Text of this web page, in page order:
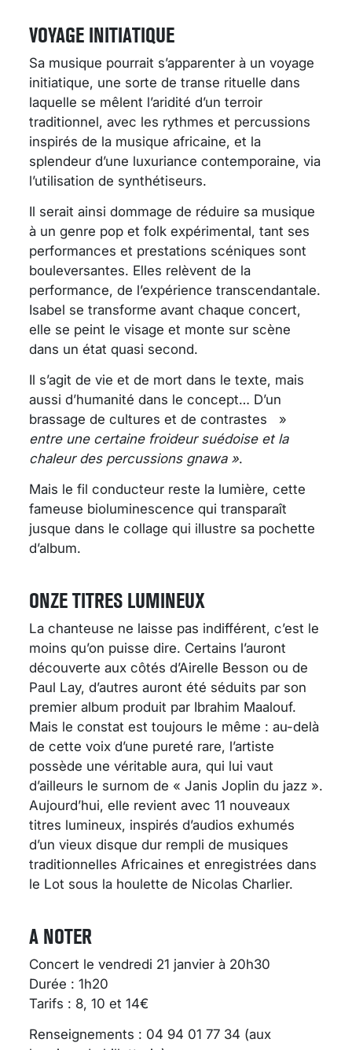
VOYAGE INITIATIQUE
Sa musique pourrait s’apparenter à un voyage
initiatique, une sorte de transe rituelle dans
laquelle se mêlent l’aridité d’un terroir
traditionnel, avec les rythmes et percussions
inspirés de la musique africaine, et la
splendeur d’une luxuriance contemporaine, via
l’utilisation de synthétiseurs.
Il serait ainsi dommage de réduire sa musique
à un genre pop et folk expérimental, tant ses
performances et prestations scéniques sont
bouleversantes. Elles relèvent de la
performance, de l’expérience transcendantale.
Isabel se transforme avant chaque concert,
elle se peint le visage et monte sur scène
dans un état quasi second.
Il s’agit de vie et de mort dans le texte, mais
aussi d’humanité dans le concept… D’un
brassage de cultures et de contrastes »
entre une certaine froideur suédoise et la
chaleur des percussions gnawa ».
Mais le fil conducteur reste la lumière, cette
fameuse bioluminescence qui transparaît
jusque dans le collage qui illustre sa pochette
d’album.
ONZE TITRES LUMINEUX
La chanteuse ne laisse pas indifférent, c’est le
moins qu’on puisse dire. Certains l’auront
découverte aux côtés d’Airelle Besson ou de
Paul Lay, d’autres auront été séduits par son
premier album produit par Ibrahim Maalouf.
Mais le constat est toujours le même : au-delà
de cette voix d’une pureté rare, l’artiste
possède une véritable aura, qui lui vaut
d’ailleurs le surnom de « Janis Joplin du jazz ».
Aujourd’hui, elle revient avec 11 nouveaux
titres lumineux, inspirés d’audios exhumés
d’un vieux disque dur rempli de musiques
traditionnelles Africaines et enregistrées dans
le Lot sous la houlette de Nicolas Charlier.
A NOTER
Concert le vendredi 21 janvier à 20h30
Durée : 1h20
Tarifs : 8, 10 et 14€
Renseignements : 04 94 01 77 34 (aux